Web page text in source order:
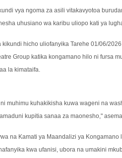
vya ngoma za asili vitakavyotoa
uhusiano wa karibu uliopo kati ya
hicho uliofanyika Tarehe 01/06/
Group katika kongamano hilo ni fursa
la kimataifa.
muhimu kuhakikisha kuwa wageni na
kupitia sanaa za maonesho," asema
na Kamati ya Maandalizi ya Kongamano
kwa ufanisi, ubora na umakini